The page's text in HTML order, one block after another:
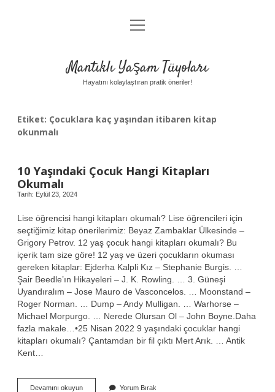
Anasayfa
Yasal Uyarı
menüyü
aç
Mantıklı Yaşam Tüyoları
Hayatını kolaylaştıran pratik öneriler!
Etiket: Çocuklara kaç yaşından itibaren kitap
okunmalı
10 Yaşındaki Çocuk Hangi Kitapları
Okumalı
Tarih: Eylül 23, 2024
Lise öğrencisi hangi kitapları okumalı? Lise öğrencileri için
seçtiğimiz kitap önerilerimiz: Beyaz Zambaklar Ülkesinde –
Grigory Petrov. 12 yaş çocuk hangi kitapları okumalı? Bu
içerik tam size göre! 12 yaş ve üzeri çocukların okuması
gereken kitaplar: Ejderha Kalpli Kız – Stephanie Burgis. …
Şair Beedle’ın Hikayeleri – J. K. Rowling. … 3. Güneşi
Uyandıralım – Jose Mauro de Vasconcelos. … Moonstand –
Roger Norman. … Dump – Andy Mulligan. … Warhorse –
Michael Morpurgo. … Nerede Olursan Ol – John Boyne.Daha
fazla makale…•25 Nisan 2022 9 yaşındaki çocuklar hangi
kitapları okumalı? Çantamdan bir fil çıktı Mert Arık. … Antik
Kent…
Devamını okuyun10
Yorum Bırak